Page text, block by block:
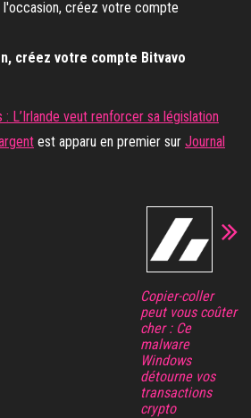
créez votre compte Bitvavo
: L’Irlande veut renforcer sa législation
est apparu en premier sur Journal
Copier-coller
peut vous coûter
cher : Ce
malware
Windows
détourne vos
transactions
crypto